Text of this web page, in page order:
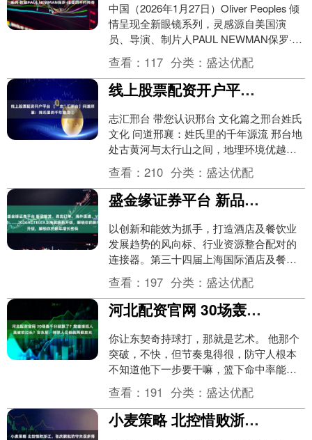
中国（2026年1月27日）Oliver Peoples 倾
情呈现全新眼镜系列，灵感源自美国演
员、导演、制片人PAUL NEWMAN保罗·纽
曼的非凡人生与深远影....
查看： 117 分类： 盛达优配
线上股票配资开户平台 【 “志”汇邢台】问道邢襄：姓氏里的千年源流③
志汇邢台 带您认识邢台 文化篇之邢台姓氏
文化 问道邢襄：姓氏里的千年源流 邢台地
处古黄河与太行山之间，地理环境优越，
是古代族群迁居交融之地，自先秦起便形
成丰富的....
查看： 210 分类： 盛达优配
盛金缘证券平台 新品首发、真实订单、海外渠道、VIP配对服务……2026HOTELEX上海展焕新升级，解锁你的新年增长密码
以创新和能效为抓手，打造酒店及餐饮业
发展趋势的风向标、行业资源整合配对的
连接器。第三十四届上海国际酒店及餐饮
业博览会（以下简称“2026HOTELEX上海
展”）....
查看： 197 分类： 盛达优配
河北配资官网 30场轰千分就飘了？詹皇接班人真被吹过头？安东尼：持球人见他就两眼放光
你让东契奇持球打，那就是艺术。 他那个
突破，不快，但节奏鬼得很，防守人根本
不知道他下一步要干嘛，篮下命中率能到
93.5%。 他一场比赛能突将近18次，命中
率还高....
查看： 191 分类： 盛达优配
小麦策略 北控惜败浙江，张庆鹏批防守失误多得分点不足，丁柏瑜直言求胜心切不足